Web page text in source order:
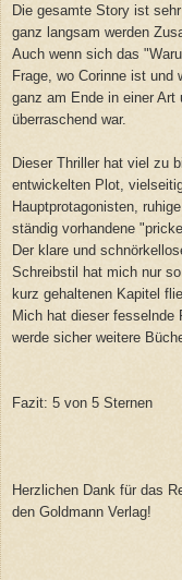
Die gesamte Story ist
ganz langsam werden
Auch wenn sich das
Frage, wo Corinne ist und
ganz am Ende in einer
überraschend war.
Dieser Thriller hat viel zu
entwickelten Plot,
Hauptprotagonisten,
ständig vorhandene
Der klare und sch
Schreibstil hat mich nur
kurz gehaltenen Kapitel
Mich hat dieser fesselnde
werde sicher weitere Bü
Fazit: 5 von 5 Sternen
Herzlichen Dank für das
den Goldmann Verlag!